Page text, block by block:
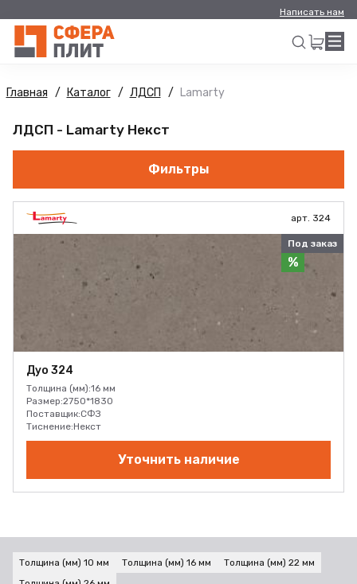
Написать нам
Главная Каталог ЛДСП Lamarty
ЛДСП - Lamarty Некст
Фильтры
арт. 324
Под заказ
%
Дуо 324
Толщина (мм):16 мм
Размер:2750*1830
Поставщик:СФЗ
Тиснение:Некст
Уточнить наличие
Толщина (мм) 10 мм Толщина (мм) 16 мм
Толщина (мм) 22 мм